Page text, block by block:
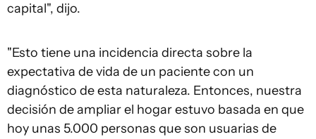
capital", dijo.
"Esto tiene una incidencia directa sobre la
expectativa de vida de un paciente con un
diagnóstico de esta naturaleza. Entonces, nuestra
decisión de ampliar el hogar estuvo basada en que
hoy unas 5.000 personas que son usuarias de